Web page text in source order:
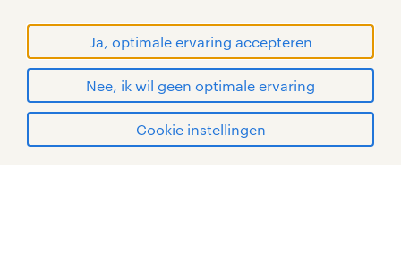
Ja, optimale ervaring accepteren
Nee, ik wil geen optimale ervaring
Cookie instellingen
handelsmerken van Randstad N.V.
© Randstad 2026